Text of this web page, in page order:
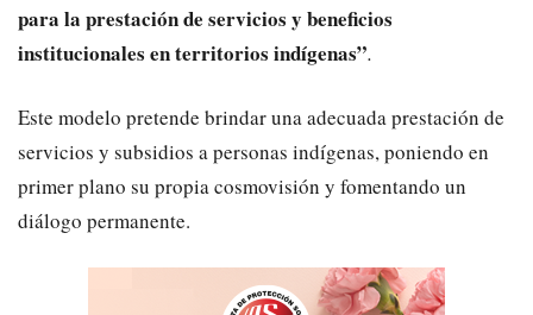
para la prestación de servicios y beneficios
institucionales en territorios indígenas”.
Este modelo pretende brindar una adecuada prestación de
servicios y subsidios a personas indígenas, poniendo en
primer plano su propia cosmovisión y fomentando un
diálogo permanente.